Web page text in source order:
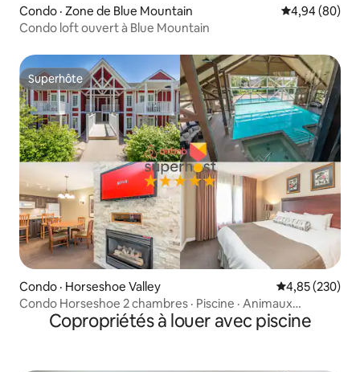
Condo · Zone de Blue Mountain Note
4,94 (80)
Condo loft ouvert à Blue Mountain
Superhôte
Superhôte
Condo · Horseshoe Valley Note
4,85 (230)
Condo Horseshoe 2 chambres · Piscine · Animaux
acceptésCopropriétés à louer avec piscine